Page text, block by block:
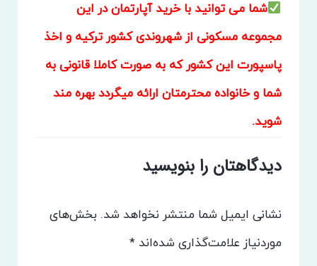
شما می توانید با خرید آپارتمان در این
مجموعه مسکونی از شهروندی کشور ترکیه و اخذ
پاسپورت این کشور که به صورت کاملا قانونی به
شما و خانواده محترمتان ارائه میگردد بهره مند
شوید.
دیدگاهتان را بنویسید
نشانی ایمیل شما منتشر نخواهد شد. بخش‌های
موردنیاز علامت‌گذاری شده‌اند*